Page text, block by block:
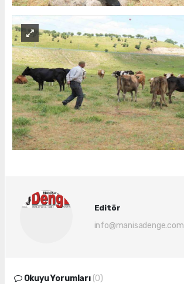
Editör
info@manisadenge.com
Okuyu Yorumları (0)